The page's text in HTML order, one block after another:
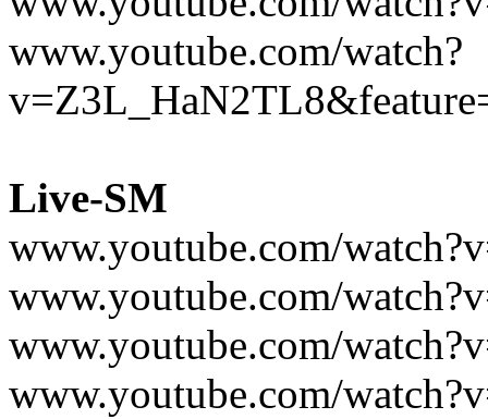
www.youtube.com/watch?
Live-SM
www.youtube.com/
www.youtube.com/
www.youtube.com/
www.youtube.com/